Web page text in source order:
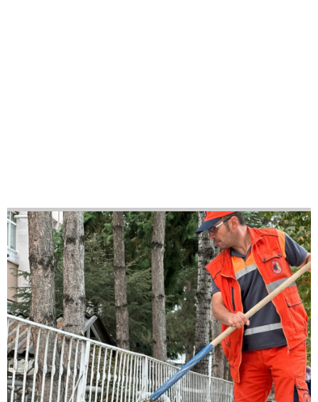
KÜÇÜK DOSTLAR
HAYVAN BAKIM
KLİNİĞİ
Belediye bünyesinde bulunan Veterinerlik biriminin
faaliyet alanını genişletecek ve küçük dostlarımıza
daha sağlıklı bir yaşam alanı, tedavi hizmeti ve
beslenme ihtiyaçlarını karşılayacak olan klinik projesi
tasarlanmıştır.